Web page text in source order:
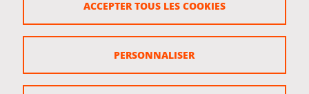
Gestion des cookies
ACCEPTER TOUS LES COOKIES
PERSONNALISER